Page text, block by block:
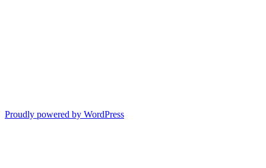
Proudly powered by WordPress